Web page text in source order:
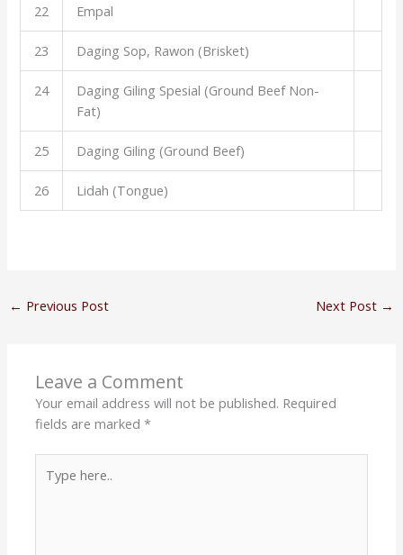
22 Empal
23 Daging Sop, Rawon (Brisket)
24
Daging Giling Spesial (Ground Beef Non-
Fat)
25 Daging Giling (Ground Beef)
26 Lidah (Tongue)
← Previous Post Next Post →
Leave a Comment
Your email address will not be published. Required
fields are marked*
here..